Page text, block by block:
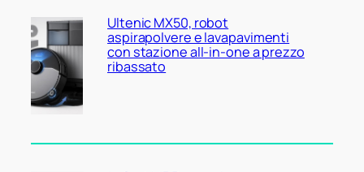
Ultenic MX50, robot
aspirapolvere e lavapavimenti
con stazione all-in-one a prezzo
ribassato